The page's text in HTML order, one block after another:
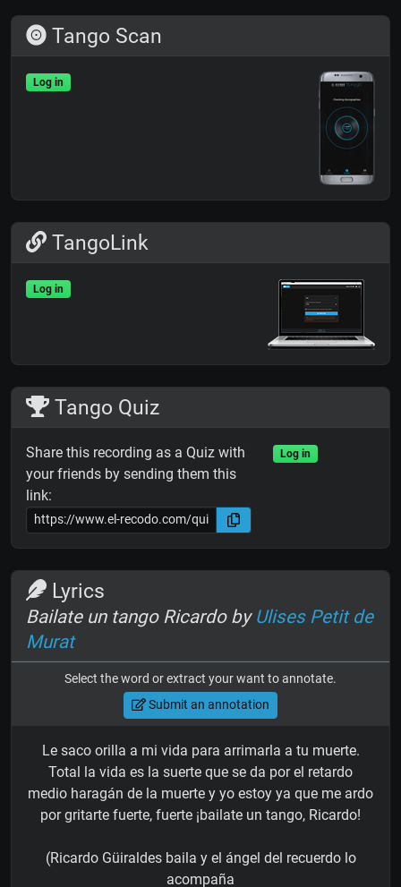
Tango Scan
Log in
TangoLink
Log in
Tango Quiz
Share this recording as a Quiz with
your friends by sending them this
link:
Log in
Lyrics
Bailate un tango Ricardo by Ulises Petit de
Murat
Select the word or extract your want to annotate.
Submit an annotation
Le saco orilla a mi vida para arrimarla a tu muerte.
Total la vida es la suerte que se da por el retardo
medio haragán de la muerte y yo estoy ya que me ardo
por gritarte fuerte, fuerte ¡bailate un tango, Ricardo!
(Ricardo Güiraldes baila y el ángel del recuerdo lo
acompaña